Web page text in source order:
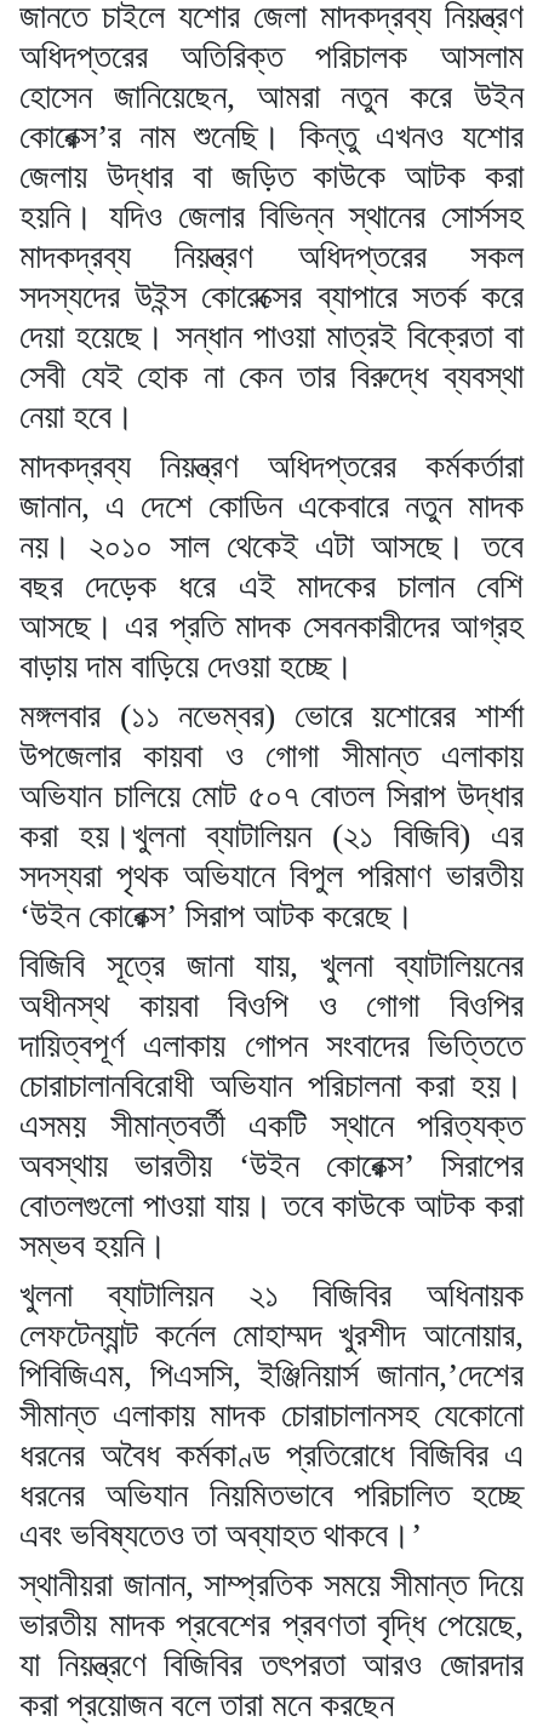
জানতে চাইলে যশোর জেলা মাদকদ্রব্য নিয়ন্ত্রণ
অধিদপ্তরের অতিরিক্ত পরিচালক আসলাম
হোসেন জানিয়েছেন, আমরা নতুন করে উইন
কোরেক্স’র নাম শুনেছি। কিন্তু এখনও যশোর
জেলায় উদ্ধার বা জড়িত কাউকে আটক করা
হয়নি। যদিও জেলার বিভিন্ন স্থানের সোর্সসহ
মাদকদ্রব্য নিয়ন্ত্রণ অধিদপ্তরের সকল
সদস্যদের উইন্স কোরেক্সের ব্যাপারে সতর্ক করে
দেয়া হয়েছে। সন্ধান পাওয়া মাত্রই বিক্রেতা বা
সেবী যেই হোক না কেন তার বিরুদ্ধে ব্যবস্থা
নেয়া হবে।
মাদকদ্রব্য নিয়ন্ত্রণ অধিদপ্তরের কর্মকর্তারা
জানান, এ দেশে কোডিন একেবারে নতুন মাদক
নয়। ২০১০ সাল থেকেই এটা আসছে। তবে
বছর দেড়েক ধরে এই মাদকের চালান বেশি
আসছে। এর প্রতি মাদক সেবনকারীদের আগ্রহ
বাড়ায় দাম বাড়িয়ে দেওয়া হচ্ছে।
মঙ্গলবার (১১ নভেম্বর) ভোরে য়শোরের শার্শা
উপজেলার কায়বা ও গোগা সীমান্ত এলাকায়
অভিযান চালিয়ে মোট ৫০৭ বোতল সিরাপ উদ্ধার
করা হয়।খুলনা ব্যাটালিয়ন (২১ বিজিবি) এর
সদস্যরা পৃথক অভিযানে বিপুল পরিমাণ ভারতীয়
‘উইন কোরেক্স’ সিরাপ আটক করেছে।
বিজিবি সূত্রে জানা যায়, খুলনা ব্যাটালিয়নের
অধীনস্থ কায়বা বিওপি ও গোগা বিওপির
দায়িত্বপূর্ণ এলাকায় গোপন সংবাদের ভিত্তিতে
চোরাচালানবিরোধী অভিযান পরিচালনা করা হয়।
এসময় সীমান্তবর্তী একটি স্থানে পরিত্যক্ত
অবস্থায় ভারতীয় ‘উইন কোরেক্স’ সিরাপের
বোতলগুলো পাওয়া যায়। তবে কাউকে আটক করা
সম্ভব হয়নি।
খুলনা ব্যাটালিয়ন ২১ বিজিবির অধিনায়ক
লেফটেন্যান্ট কর্নেল মোহাম্মদ খুরশীদ আনোয়ার,
পিবিজিএম, পিএসসি, ইঞ্জিনিয়ার্স জানান,’দেশের
সীমান্ত এলাকায় মাদক চোরাচালানসহ যেকোনো
ধরনের অবৈধ কর্মকাণ্ড প্রতিরোধে বিজিবির এ
ধরনের অভিযান নিয়মিতভাবে পরিচালিত হচ্ছে
এবং ভবিষ্যতেও তা অব্যাহত থাকবে।’
স্থানীয়রা জানান, সাম্প্রতিক সময়ে সীমান্ত দিয়ে
ভারতীয় মাদক প্রবেশের প্রবণতা বৃদ্ধি পেয়েছে,
যা নিয়ন্ত্রণে বিজিবির তৎপরতা আরও জোরদার
করা প্রয়োজন বলে তারা মনে করছেন